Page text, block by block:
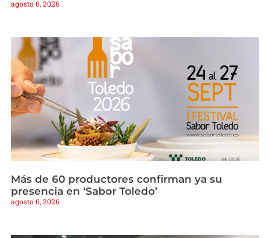
agosto 6, 2026
Más de 60 productores confirman ya su
presencia en ‘Sabor Toledo’
agosto 6, 2026